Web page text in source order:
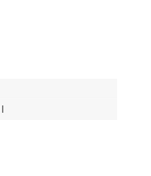
|